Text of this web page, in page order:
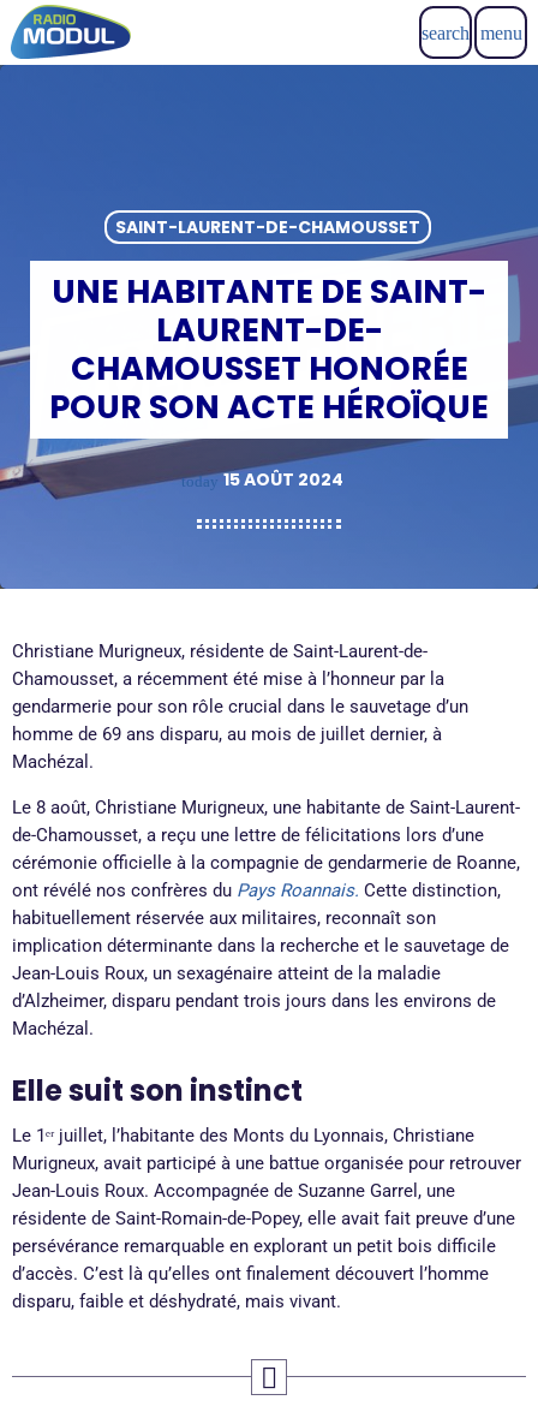
search menu
SAINT-LAURENT-DE-CHAMOUSSET
UNE HABITANTE DE SAINT-
LAURENT-DE-
CHAMOUSSET HONORÉE
POUR SON ACTE HÉROÏQUE
today 15 AOÛT 2024
Christiane Murigneux, résidente de Saint-Laurent-de-
Chamousset, a récemment été mise à l’honneur par la
gendarmerie pour son rôle crucial dans le sauvetage d’un
homme de 69 ans disparu, au mois de juillet dernier, à
Machézal.
Le 8 août, Christiane Murigneux, une habitante de Saint-Laurent-
de-Chamousset, a reçu une lettre de félicitations lors d’une
cérémonie officielle à la compagnie de gendarmerie de Roanne,
ont révélé nos confrères du Pays Roannais. Cette distinction,
habituellement réservée aux militaires, reconnaît son
implication déterminante dans la recherche et le sauvetage de
Jean-Louis Roux, un sexagénaire atteint de la maladie
d’Alzheimer, disparu pendant trois jours dans les environs de
Machézal.
Elle suit son instinct
Le 1ᵉʳ juillet, l’habitante des Monts du Lyonnais, Christiane
Murigneux, avait participé à une battue organisée pour retrouver
Jean-Louis Roux. Accompagnée de Suzanne Garrel, une
résidente de Saint-Romain-de-Popey, elle avait fait preuve d’une
persévérance remarquable en explorant un petit bois difficile
d’accès. C’est là qu’elles ont finalement découvert l’homme
disparu, faible et déshydraté, mais vivant.